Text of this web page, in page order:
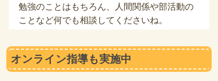
勉強のことはもちろん、人間関係や部活動の
ことなど何でも相談してくださいね。
オンライン指導も実施中